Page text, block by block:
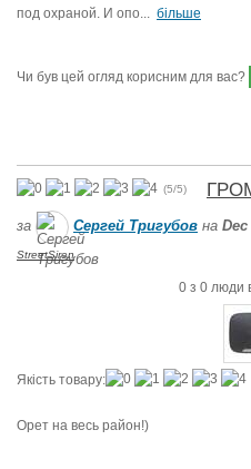
под охраной. И опо... більше
Чи був цей огляд корисним для вас?
(5/5)
за Сергей Тригубов на Dec
StreetSiren
0 з 0 люди
Якість товару:
Орет на весь район!)